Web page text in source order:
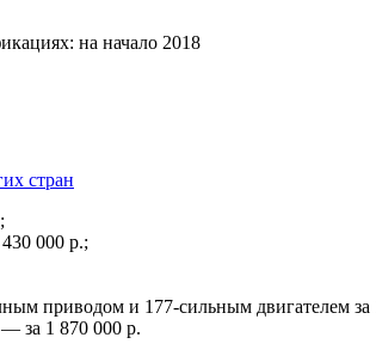
на начало 2018
стран
000 р.;
приводом и 177-сильным двигателем за
за 1 870 000 р.